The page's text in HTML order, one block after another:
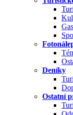
Deníky
Ostatní